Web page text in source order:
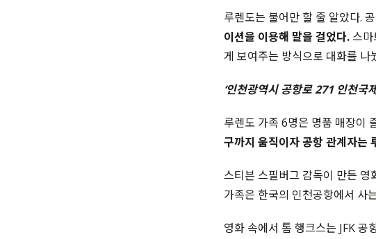
루렌도는 불어만 할 줄 알았다.
이션을 이용해 말을 걸었다.스마
게 보여주는 방식으로 대화를 나
‘인천광역시 공항로 271 인천국
루렌도 가족 6명은 명품 매장이
구까지 움직이자 공항 관계자는
스티븐 스필버그 감독이 만든 영
가족은 한국의 인천공항에서 사
영화 속에서 톰 행크스는 JFK